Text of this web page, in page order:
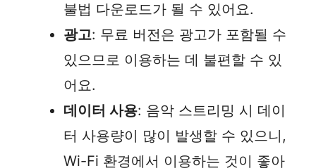
불법 다운로드가 될 수 있어요.
광고: 무료 버전은 광고가 포함될 수
있으므로 이용하는 데 불편할 수 있
어요.
데이터 사용: 음악 스트리밍 시 데이
터 사용량이 많이 발생할 수 있으니,
Wi-Fi 환경에서 이용하는 것이 좋아